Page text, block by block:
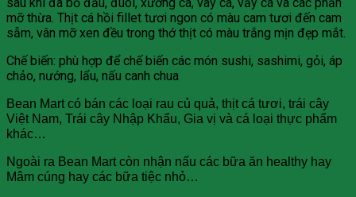
sau khi đã bỏ đầu, đuôi, xương cá, vây cá, vẩy cá và các phần
mỡ thừa. Thịt cá hồi fillet tươi ngon có màu cam tươi đến cam
sẫm, vân mỡ xen đều trong thớ thịt có màu trắng mịn đẹp mắt.
Chế biến: phù hợp để chế biến các món sushi, sashimi, gỏi, áp
chảo, nướng, lẩu, nấu canh chua
Bean Mart có bán các loại rau củ quả, thịt cá tươi, trái cây
Việt Nam, Trái cây Nhập Khẩu, Gia vị và cá loại thực phẩm
khác…
Ngoài ra Bean Mart còn nhận nấu các bữa ăn healthy hay
Mâm cúng hay các bữa tiệc nhỏ…